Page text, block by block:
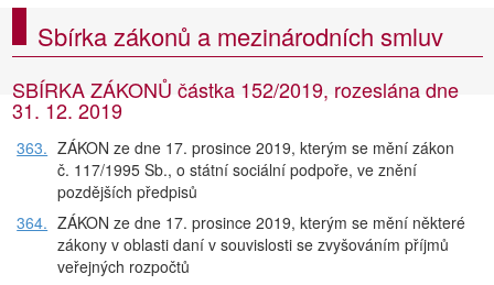
Sbírka zákonů a mezinárodních smluv
SBÍRKA ZÁKONŮ částka 152/2019, rozeslána dne
31. 12. 2019
363. ZÁKON ze dne 17. prosince 2019, kterým se mění zákon
č. 117/1995 Sb., o státní sociální podpoře, ve znění
pozdějších předpisů
364. ZÁKON ze dne 17. prosince 2019, kterým se mění některé
zákony v oblasti daní v souvislosti se zvyšováním příjmů
veřejných rozpočtů